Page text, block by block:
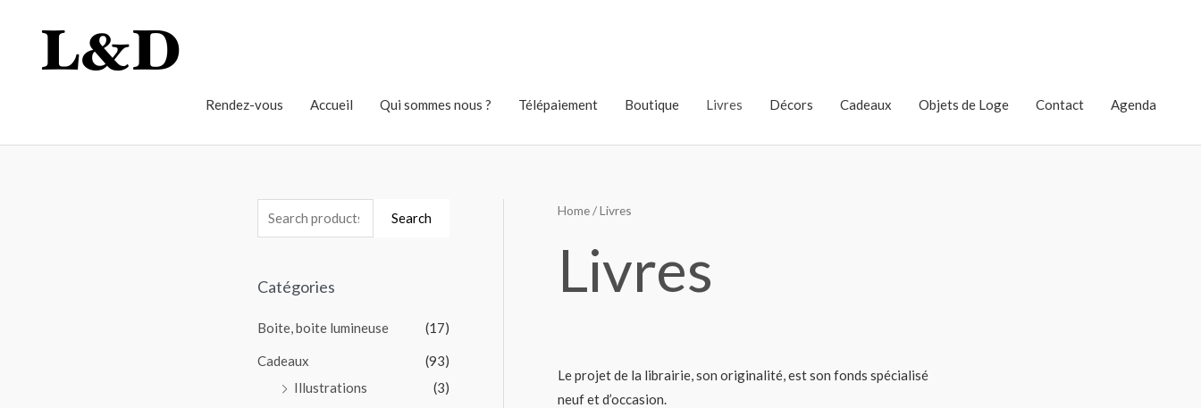
Rendez-vous Accueil Qui sommes nous ? Télépaiement Boutique Livres Décors Cadeaux Objets de Loge Contact Agenda
Search
Catégories
Boite, boite lumineuse (17)
Cadeaux
(93)
Illustrations
(3)
Home/ Livres
Livres
Le projet de la librairie, son originalité, est son fonds spécialisé
neuf et d’occasion.